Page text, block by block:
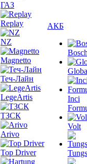
ГАЗ
Replay
NZ
Magnetto
Теч-Лайн
LegeArtis
ТЗСК
Arivo
Top Driver
АКБ
Inci
Volt